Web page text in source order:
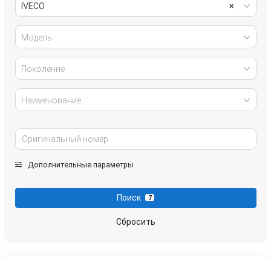
×
IVECO
Модель
Поколение
Наименование
Дополнительные параметры
Поиск 7
Сбросить